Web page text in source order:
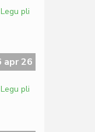
Legu pli
magriga
dieto
apr 26
Legu pli